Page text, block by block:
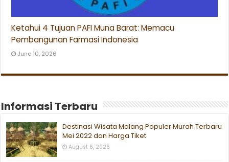
Ketahui 4 Tujuan PAFI Muna Barat: Memacu
Pembangunan Farmasi Indonesia
June 10, 2026
Informasi Terbaru
Destinasi Wisata Malang Populer Murah Terbaru
Mei 2022 dan Harga Tiket
August 6, 2026